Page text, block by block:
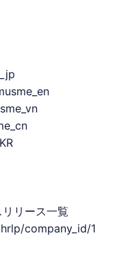
リース一覧
company_id/1